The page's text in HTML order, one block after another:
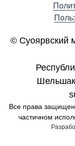
© Суоярвский
Все права
частичном